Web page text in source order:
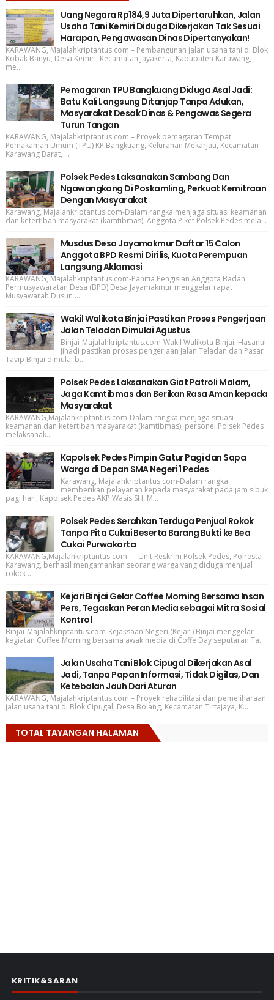
Uang Negara Rp184,9 Juta Dipertaruhkan, Jalan
Usaha Tani Kemiri Diduga Dikerjakan Tak Sesuai
Harapan, Pengawasan Dinas Dipertanyakan!
KARAWANG, Majalahkriptantus.com – Pembangunan jalan usaha tani di Blok
Kobak Banyu, Desa Kemiri, Kecamatan Jayakerta, Kabupaten Karawang,
me...
Pemagaran TPU Bangkuang Diduga Asal Jadi:
Batu Kali Langsung Ditanjap Tanpa Adukan,
Masyarakat Desak Dinas & Pengawas Segera
Turun Tangan
KARAWANG, Majalahkriptantus.com – Proyek pemagaran Tempat
Pemakaman Umum (TPU) KP Bangkuang, Kelurahan Mekarjati, Kecamatan
Karawang Barat, ...
Polsek Pedes Laksanakan Sambang Dan
Ngawangkong Di Poskamling, Perkuat Kemitraan
Dengan Masyarakat
Karawang, Majalahkriptantus.com-Dalam rangka menjaga situasi keamanan
dan ketertiban masyarakat (kamtibmas), Anggota Piket Polsek Pedes mela...
Musdus Desa Jayamakmur Daftar 15 Calon
Anggota BPD Resmi Dirilis, Kuota Perempuan
Langsung Aklamasi
KARAWANG, Majalahkriptantus.com-Panitia Pengisian Anggota Badan
Permusyawaratan Desa (BPD) Desa Jayamakmur menggelar rapat
Musyawarah Dusun ...
Wakil Walikota Binjai Pastikan Proses Pengerjaan
Jalan Teladan Dimulai Agustus
Binjai-Majalahkriptantus.com-Wakil Walikota Binjai, Hasanul
Jihadi pastikan proses pengerjaan Jalan Teladan dan Pasar
Tavip Binjai dimulai b...
Polsek Pedes Laksanakan Giat Patroli Malam,
Jaga Kamtibmas dan Berikan Rasa Aman kepada
Masyarakat
KARAWANG,Majalahkriptantus.com-Dalam rangka menjaga situasi
keamanan dan ketertiban masyarakat (kamtibmas), personel Polsek Pedes
melaksanak...
Kapolsek Pedes Pimpin Gatur Pagi dan Sapa
Warga di Depan SMA Negeri 1 Pedes
Karawang, Majalahkriptantus.com-Dalam rangka
memberikan pelayanan kepada masyarakat pada jam sibuk
pagi hari, Kapolsek Pedes AKP Wasis SH, M...
Polsek Pedes Serahkan Terduga Penjual Rokok
Tanpa Pita Cukai Beserta Barang Bukti ke Bea
Cukai Purwakarta
KARAWANG,Majalahkriptantus.com — Unit Reskrim Polsek Pedes, Polresta
Karawang, berhasil mengamankan seorang warga yang diduga menjual
rokok ...
Kejari Binjai Gelar Coffee Morning Bersama Insan
Pers, Tegaskan Peran Media sebagai Mitra Sosial
Kontrol
Binjai-Majalahkriptantus.com-Kejaksaan Negeri (Kejari) Binjai menggelar
kegiatan Coffee Morning bersama awak media di Coffe Day seputaran Ta...
Jalan Usaha Tani Blok Cipugal Dikerjakan Asal
Jadi, Tanpa Papan Informasi, Tidak Digilas, Dan
Ketebalan Jauh Dari Aturan
KARAWANG, Majalahkriptantus.com – Proyek rehabilitasi dan pemeliharaan
jalan usaha tani di Blok Cipugal, Desa Bolang, Kecamatan Tirtajaya, K...
TOTAL TAYANGAN HALAMAN
KRITIK&SARAN